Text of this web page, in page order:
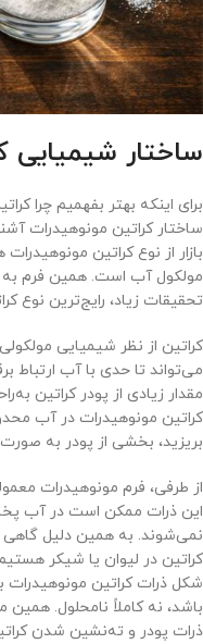
ساختار شیمیایی
برای اینکه بهتر بفهمیم چرا
ساختار کراتین مونوهیدرات
بازار از نوع کراتین
مولکول آب است. همین فرم به
تحقیقات زیاد، رایج‌ترین
کراتین از نظر شیمیایی
می‌تواند تا حدی با آب ارتباط
مقدار زیادی از پودر کراتین
کراتین مونوهیدرات در آب
بریزید، بخشی از پودر به
از طرفی، فرم مونوهیدرات
این ذرات ممکن است در آب
نمی‌شوند. به همین دلیل
کراتین در لیوان یا شیکر
شکل ذرات کراتین
باشد، نه کاملاً نامحلول.
ذرات پودر و ته‌نشین شدن